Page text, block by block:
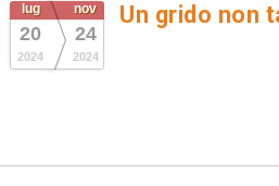
lug
20
2024
nov
24
2024
Un grido non